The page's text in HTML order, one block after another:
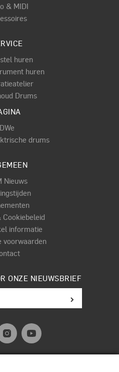
& MIDI
huren
huren
Drums
DWe
drums
Nieuws
Cookiebeleid
informatie
voorwaarden
ONZE NIEUWSBRIEF
2026. All rights reserved.